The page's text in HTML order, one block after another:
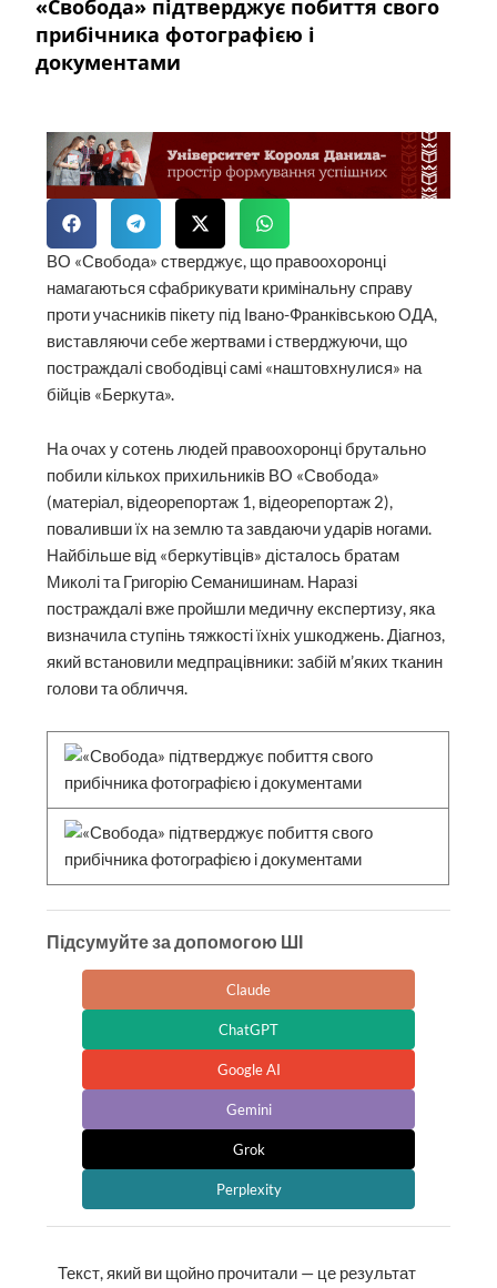
«Свобода» підтверджує побиття свого
прибічника фотографією і
документами
ВО «Свобода» стверджує, що правоохоронці
намагаються сфабрикувати кримінальну справу
проти учасників пікету під Івано-Франківською ОДА,
виставляючи себе жертвами і стверджуючи, що
постраждалі свободівці самі «наштовхнулися» на
бійців «Беркута».
На очах у сотень людей правоохоронці брутально
побили кількох прихильників ВО «Свобода»
(матеріал, відеорепортаж 1, відеорепортаж 2),
поваливши їх на землю та завдаючи ударів ногами.
Найбільше від «беркутівців» дісталось братам
Миколі та Григорію Семанишинам. Наразі
постраждалі вже пройшли медичну експертизу, яка
визначила ступінь тяжкості їхніх ушкоджень. Діагноз,
який встановили медпрацівники: забій м’яких тканин
голови та обличчя.
Підсумуйте за допомогою ШІ
Claude
ChatGPT
Google AI
Gemini
Grok
Perplexity
Текст, який ви щойно прочитали — це результат